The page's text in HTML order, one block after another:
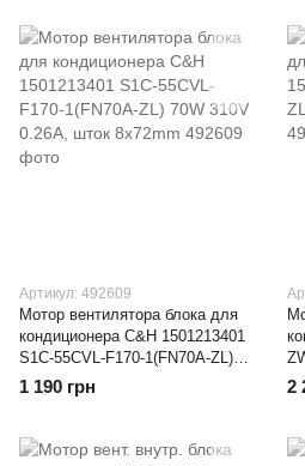
Артикул: 492609
Мотор вентилятора блока для
кондиционера C&H 1501213401
S1C-55CVL-F170-1(FN70A-ZL)
70W 310V 0.26A, шток 8x72mm
1 190 грн 2